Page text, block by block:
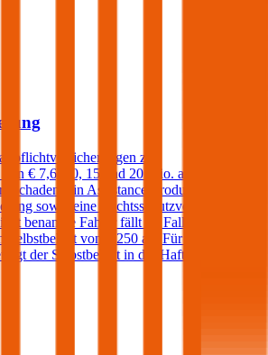
zu
€ 7,6, 10, 15 und 20 Mio. an. Gegen
ein Assistance-Produkt, eine
sowie eine Rechtsschutzversicherung
benannte Fahrer fällt im Falle eines
von € 250 an. Für Fahrer unter
der Selbstbehalt in der Haftpflicht 400€.